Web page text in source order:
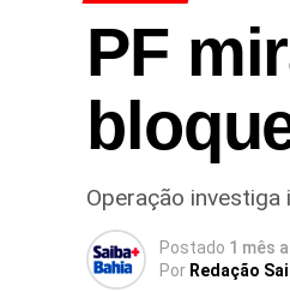
PF
Operação
Postado 1 mês
Por Redação